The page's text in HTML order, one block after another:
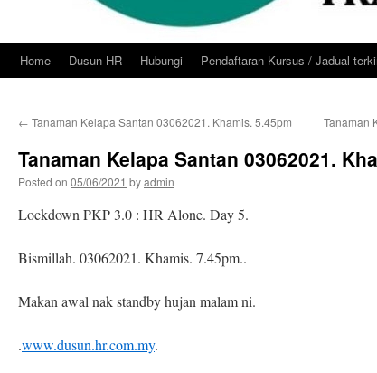
Skip
content
Home Dusun HR Hubungi Pendaftaran Kursus / Jadual
← Tanaman Kelapa Santan 03062021. Khamis. 5.45pm Tanaman
Tanaman Kelapa Santan 03062021.
Posted on 05/06/2021 byadmin
Lockdown PKP 3.0 : HR Alone. Day 5.
Bismillah. 03062021. Khamis. 7.45pm..
Makan awal nak standby hujan malam ni.
.www.dusun.hr.com.my.